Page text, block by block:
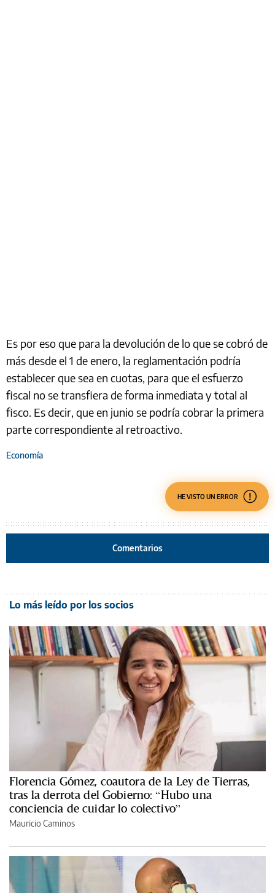
Es por eso que para la devolución de lo que se cobró de
más desde el 1 de enero, la reglamentación podría
establecer que sea en cuotas, para que el esfuerzo
fiscal no se transfiera de forma inmediata y total al
fisco. Es decir, que en junio se podría cobrar la primera
parte correspondiente al retroactivo.
Economía
HE VISTO UN ERROR
Comentarios
Lo más leído por los socios
Florencia Gómez, coautora de la Ley de Tierras,
tras la derrota del Gobierno: “Hubo una
conciencia de cuidar lo colectivo”
Mauricio Caminos